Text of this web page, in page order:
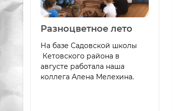
Разноцветное лето
На базе Садовской школы
Кетовского района в
августе работала наша
коллега Алена Мелехина.